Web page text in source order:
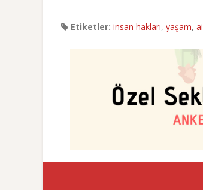
Etiketler: insan hakları, yaşam,